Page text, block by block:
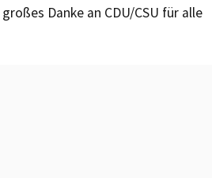
Danke an CDU/CSU für alle